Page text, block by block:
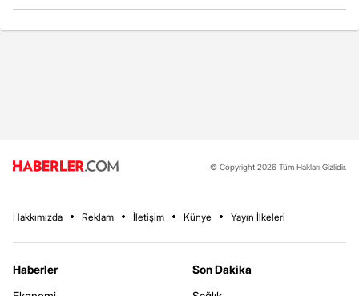
© Copyright 2026 Tüm Hakları Gizlidir.
Hakkımızda Reklam İletişim Künye Yayın İlkeleri
Haberler
Son Dakika